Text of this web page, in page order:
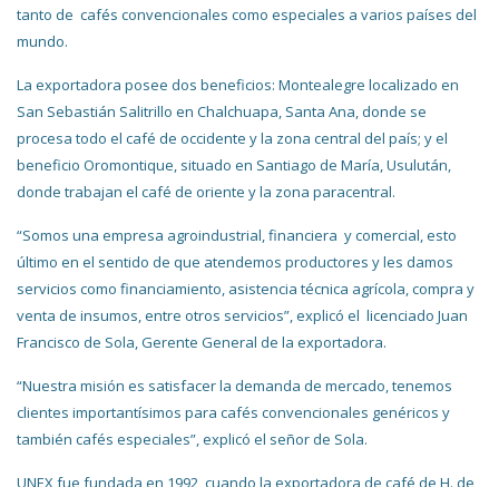
tanto de cafés convencionales como especiales a varios países del
mundo.
La exportadora posee dos beneficios: Montealegre localizado en
San Sebastián Salitrillo en Chalchuapa, Santa Ana, donde se
procesa todo el café de occidente y la zona central del país; y el
beneficio Oromontique, situado en Santiago de María, Usulután,
donde trabajan el café de oriente y la zona paracentral.
“Somos una empresa agroindustrial, financiera y comercial, esto
último en el sentido de que atendemos productores y les damos
servicios como financiamiento, asistencia técnica agrícola, compra y
venta de insumos, entre otros servicios”, explicó el licenciado Juan
Francisco de Sola, Gerente General de la exportadora.
“Nuestra misión es satisfacer la demanda de mercado, tenemos
clientes importantísimos para cafés convencionales genéricos y
también cafés especiales”, explicó el señor de Sola.
UNEX fue fundada en 1992, cuando la exportadora de café de H. de